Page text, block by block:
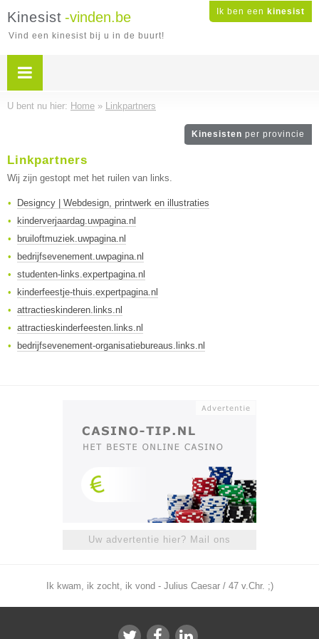
Ik ben een kinesist
Kinesist -vinden.be
Vind een kinesist bij u in de buurt!
U bent nu hier: Home » Linkpartners
Kinesisten per provincie
Linkpartners
Wij zijn gestopt met het ruilen van links.
Designcy | Webdesign, printwerk en illustraties
kinderverjaardag.uwpagina.nl
bruiloftmuziek.uwpagina.nl
bedrijfsevenement.uwpagina.nl
studenten-links.expertpagina.nl
kinderfeestje-thuis.expertpagina.nl
attractieskinderen.links.nl
attractieskinderfeesten.links.nl
bedrijfsevenement-organisatiebureaus.links.nl
Uw advertentie hier? Mail ons
Ik kwam, ik zocht, ik vond - Julius Caesar / 47 v.Chr. ;)